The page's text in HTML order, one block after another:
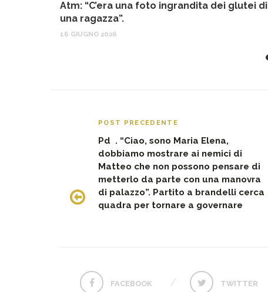
Atm: “C’era una foto ingrandita dei glutei di
una ragazza”.
16 GIUGNO 2026
POST PRECEDENTE
Pd . “Ciao, sono Maria Elena,
dobbiamo mostrare ai nemici di
Matteo che non possono pensare di
metterlo da parte con una manovra
di palazzo”. Partito a brandelli cerca
quadra per tornare a governare
FACEBOOK TWITTER